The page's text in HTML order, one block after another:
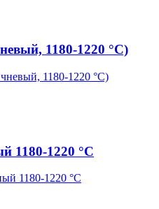
1180-1220 °C)
1180-1220 °С